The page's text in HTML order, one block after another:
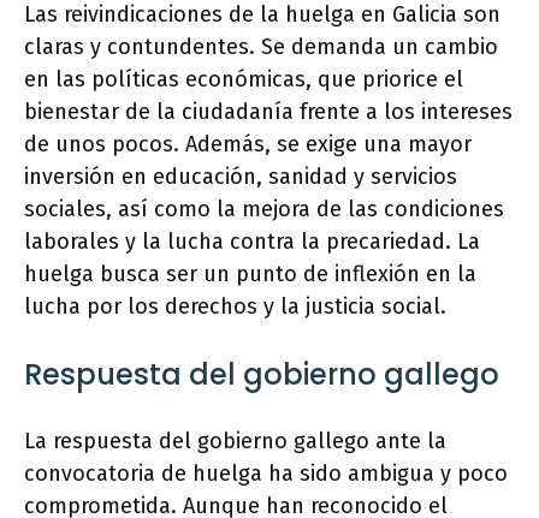
Las reivindicaciones de la huelga en Galicia son
claras y contundentes. Se demanda un cambio
en las políticas económicas, que priorice el
bienestar de la ciudadanía frente a los intereses
de unos pocos. Además, se exige una mayor
inversión en educación, sanidad y servicios
sociales, así como la mejora de las condiciones
laborales y la lucha contra la precariedad. La
huelga busca ser un punto de inflexión en la
lucha por los derechos y la justicia social.
Respuesta del gobierno gallego
La respuesta del gobierno gallego ante la
convocatoria de huelga ha sido ambigua y poco
comprometida. Aunque han reconocido el